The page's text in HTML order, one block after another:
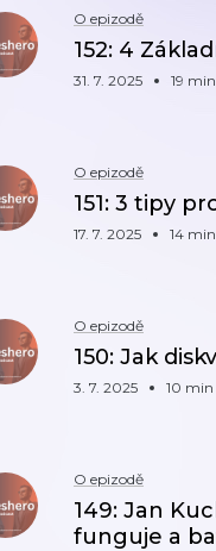
O epizodě
152: 4
31. 7. 2025 19 min
O epizodě
151: 3 tipy
17. 7. 2025 14 min
O epizodě
150: Jak
3. 7. 2025 10 min
O epizodě
149: Jan
funguje a